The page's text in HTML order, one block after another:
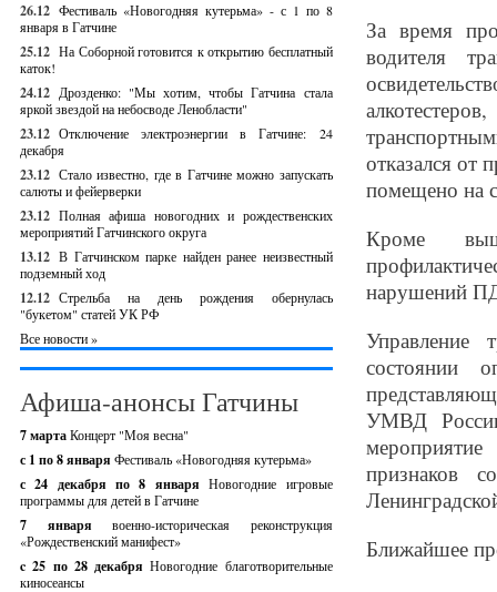
26.12 Фестиваль «Новогодняя кутерьма» - с 1 по 8
января в Гатчине
25.12 На Соборной готовится к открытию бесплатный
каток!
24.12 Дрозденко: "Мы хотим, чтобы Гатчина стала
яркой звездой на небосводе Ленобласти"
23.12 Отключение электроэнергии в Гатчине: 24
декабря
23.12 Стало известно, где в Гатчине можно запускать
салюты и фейерверки
23.12 Полная афиша новогодних и рождественских
мероприятий Гатчинского округа
13.12 В Гатчинском парке найден ранее неизвестный
подземный ход
12.12 Стрельба на день рождения обернулась
"букетом" статей УК РФ
Все новости »
Афиша-анонсы Гатчины
7 мартаКонцерт "Моя весна"
с 1 по 8 января Фестиваль «Новогодняя кутерьма»
с 24 декабря по 8 январяНовогодние игровые
программы для детей в Гатчине
7 январявоенно-историческая реконструкция
«Рождественский манифест»
c 25 по 28 декабряНовогодние благотворительные
киносеансы
За время
водителя
отказался от
помещено на
Кроме
нарушений
Управление
состоянии
УМВД
признаков
Ближайшее